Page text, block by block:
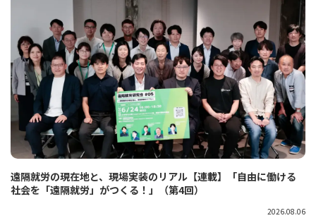
遠隔就労の現在地と、現場実装のリアル【連載】「自由に働ける
社会を「遠隔就労」がつくる！」（第4回）
2026.08.06